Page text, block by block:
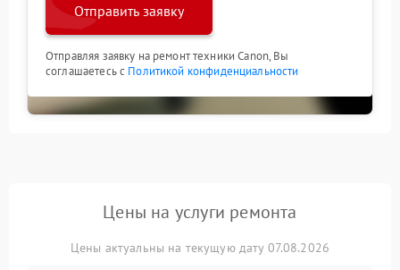
Отправить заявку
Отправляя заявку на ремонт техники Canon, Вы
соглашаетесь с Политикой конфиденциальности
Цены на услуги ремонта
Цены актуальны на текущую дату 07.08.2026